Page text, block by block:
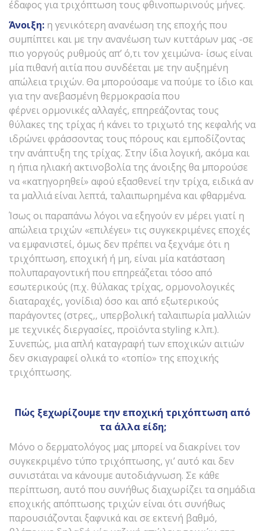
έδαφος για τριχόπτωση τους φθινοπωρινούς μήνες.
Άνοιξη: η γενικότερη ανανέωση της εποχής που
συμπίπτει και με την ανανέωση των κυττάρων μας -σε
πιο γοργούς ρυθμούς απ’ ό,τι τον χειμώνα- ίσως είναι
μία πιθανή αιτία που συνδέεται με την αυξημένη
απώλεια τριχών. Θα μπορούσαμε να πούμε το ίδιο και
για την ανεβασμένη θερμοκρασία που
φέρνει ορμονικές αλλαγές, επηρεάζοντας τους
θύλακες της τρίχας ή κάνει το τριχωτό της κεφαλής να
ιδρώνει φράσσοντας τους πόρους και εμποδίζοντας
την ανάπτυξη της τρίχας. Στην ίδια λογική, ακόμα και
η ήπια ηλιακή ακτινοβολία της άνοιξης θα μπορούσε
να «κατηγορηθεί» αφού εξασθενεί την τρίχα, ειδικά αν
τα μαλλιά είναι λεπτά, ταλαιπωρημένα και φθαρμένα.
Ίσως οι παραπάνω λόγοι να εξηγούν εν μέρει γιατί η
απώλεια τριχών «επιλέγει» τις συγκεκριμένες εποχές
να εμφανιστεί, όμως δεν πρέπει να ξεχνάμε ότι η
τριχόπτωση, εποχική ή μη, είναι μία κατάσταση
πολυπαραγοντική που επηρεάζεται τόσο από
εσωτερικούς (π.χ. θύλακας τρίχας, ορμονολογικές
διαταραχές, γονίδια) όσο και από εξωτερικούς
παράγοντες (στρες,, υπερβολική ταλαιπωρία μαλλιών
με τεχνικές διεργασίες, προϊόντα styling κ.λπ.).
Συνεπώς, μια απλή καταγραφή των εποχικών αιτιών
δεν σκιαγραφεί ολικά το «τοπίο» της εποχικής
τριχόπτωσης.
Πώς ξεχωρίζουμε την εποχική τριχόπτωση από
τα άλλα είδη;
Μόνο ο δερματολόγος μας μπορεί να διακρίνει τον
συγκεκριμένο τύπο τριχόπτωσης, γι’ αυτό και δεν
συνιστάται να κάνουμε αυτοδιάγνωση. Σε κάθε
περίπτωση, αυτό που συνήθως διαχωρίζει τα σημάδια
εποχικής απόπτωσης τριχών είναι ότι συνήθως
παρουσιάζονται ξαφνικά και σε εκτενή βαθμό,